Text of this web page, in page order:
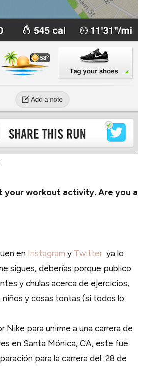
your workout activity. Are you a
en Instagram y Twitter ya lo
sigues, deberías porque publico
y chulas acerca de ejercicios,
niños y cosas tontas (si todos lo
Nike para unirme a una carrera de
en Santa Mónica, CA, este fue
para la carrera del 28 de